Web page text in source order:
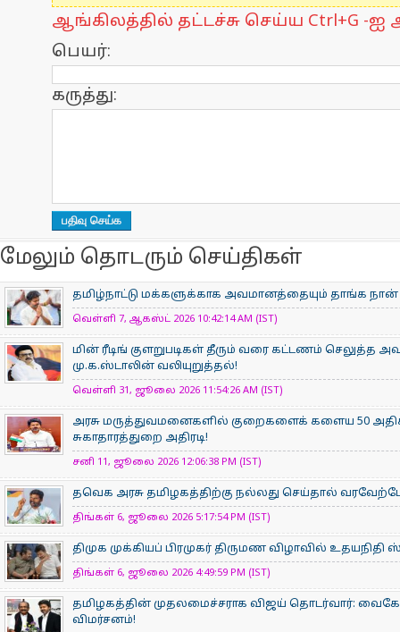
ஆங்கிலத்தில் தட்டச்சு செய்ய Ctrl+G -ஐ
பெயர்:
கருத்து:
மேலும் தொடரும் செய்திகள்
தமிழ்நாட்டு மக்களுக்காக அவமானத்தையும் தாங்க நான்
வெள்ளி 7, ஆகஸ்ட் 2026 10:42:14 AM (IST)
மின் ரீடிங் குளறுபடிகள் தீரும் வரை கட்டணம் செலுத்த
மு.க.ஸ்டாலின் வலியுறுத்தல்!
வெள்ளி 31, ஜூலை 2026 11:54:26 AM (IST)
அரசு மருத்துவமனைகளில் குறைகளைக் களைய 50
சுகாதாரத்துறை அதிரடி!
சனி 11, ஜூலை 2026 12:06:38 PM (IST)
தவெக அரசு தமிழகத்திற்கு நல்லது செய்தால்
திங்கள் 6, ஜூலை 2026 5:17:54 PM (IST)
திமுக முக்கியப் பிரமுகர் திருமண விழாவில் உதயநிதி
திங்கள் 6, ஜூலை 2026 4:49:59 PM (IST)
தமிழகத்தின் முதலமைச்சராக விஜய் தொடர்வார்: வைகோ
விமர்சனம்!